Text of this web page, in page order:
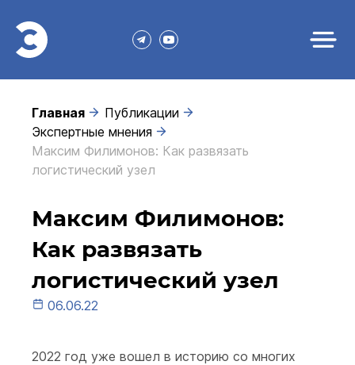
Главная
Публикации
Экспертные мнения
Максим Филимонов: Как развязать
логистический узел
Максим Филимонов:
Как развязать
логистический узел
06.06.22
2022 год уже вошел в историю со многих